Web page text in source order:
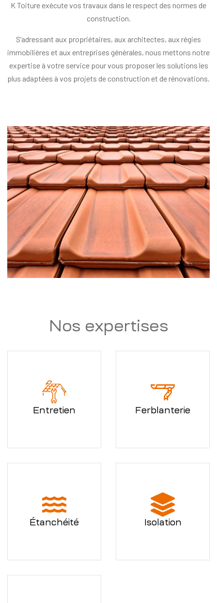
K Toiture exécute vos travaux dans le respect des normes de
construction.
S’adressant aux propriétaires, aux architectes, aux régies
immobilières et aux entreprises générales, nous mettons notre
expertise à votre service pour vous proposer les solutions les
plus adaptées à vos projets de construction et de rénovations.
Nos expertises
Entretien Ferblanterie
Étanchéité Isolation